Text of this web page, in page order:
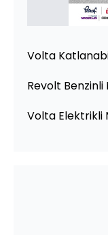
Volta
Revolt
Volta Elektrikli